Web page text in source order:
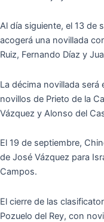
Al día siguiente, el 13 de
acogerá una novillada
Ruiz, Fernando Díaz y
La décima novillada será
novillos de Prieto de la
Vázquez y Alonso del
El 19 de septiembre,
de José Vázquez para
Campos.
El cierre de las
Pozuelo del Rey, con